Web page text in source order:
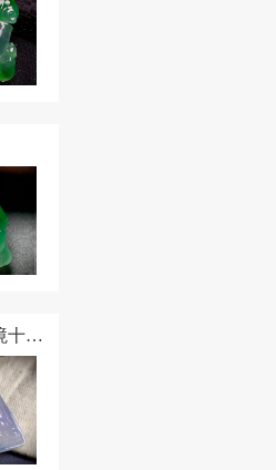
清净不染 翡翠玉雕大师加龙雕刻作品 翡翠意境十足，尺寸：56.5-28.2-7mm 喜询~